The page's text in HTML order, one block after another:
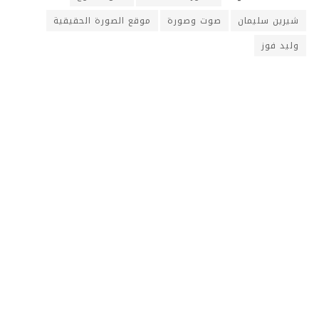
شيرين سليمان
صوت وصورة
موقع الصورة الحقيقية
وليد فوز